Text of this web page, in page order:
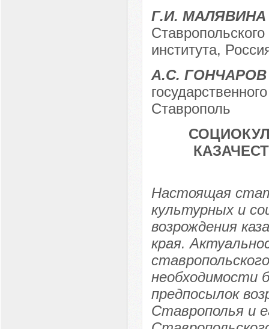
Г.И. МАЛЯВИНА
Ставропольского
института,
А.С. ГОНЧАРОВ
Ставрополь
Настоящая
культурных и
возрождения
края.
необходимости
предпосылок
Ставрополья и